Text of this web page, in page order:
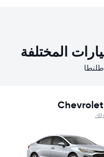
المختلفة